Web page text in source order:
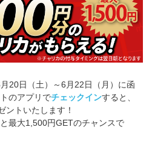
20日（土）～6月22日（月）に函
のアプリでチェックインすると、
ントいたします！
最大1,500円GETのチャンスで